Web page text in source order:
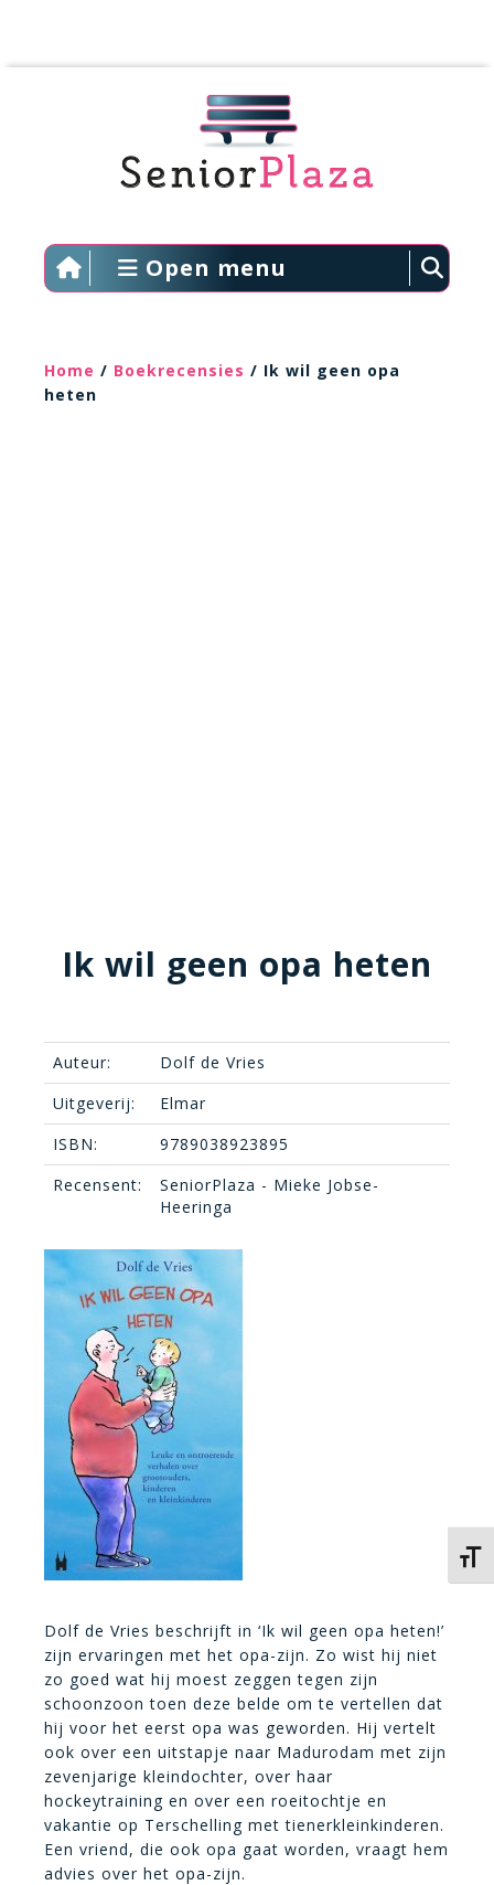
Open menu
Home / Boekrecensies / Ik wil geen opa
heten
Ik wil geen opa heten
Auteur:
Dolf de Vries
Uitgeverij:
Elmar
ISBN:
9789038923895
Recensent:
SeniorPlaza - Mieke Jobse-
Heeringa
Dolf de Vries beschrijft in ‘Ik wil geen opa heten!’
zijn ervaringen met het opa-zijn. Zo wist hij niet
zo goed wat hij moest zeggen tegen zijn
schoonzoon toen deze belde om te vertellen dat
hij voor het eerst opa was geworden. Hij vertelt
ook over een uitstapje naar Madurodam met zijn
zevenjarige kleindochter, over haar
hockeytraining en over een roeitochtje en
vakantie op Terschelling met tienerkleinkinderen.
Een vriend, die ook opa gaat worden, vraagt hem
advies over het opa-zijn.